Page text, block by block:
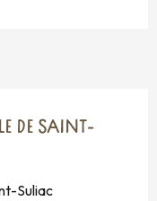
DE SAINT-
Suliac